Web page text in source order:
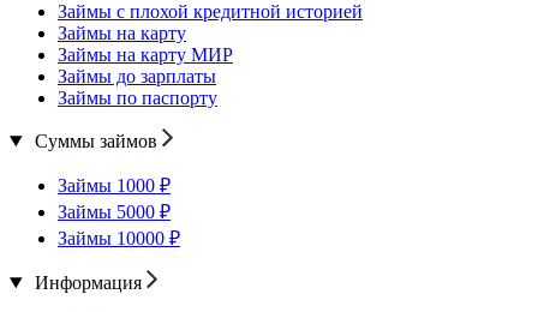
Займы с плохой кредитной историей
Займы на карту
Займы на карту МИР
Займы до зарплаты
Займы по паспорту
Суммы займов
Займы 1000 ₽
Займы 5000 ₽
Займы 10000 ₽
Информация